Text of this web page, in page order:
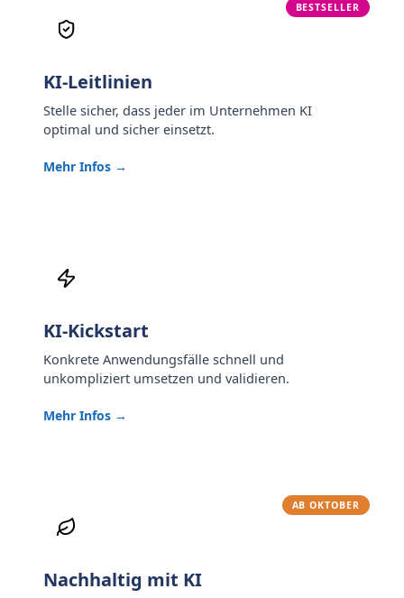
BESTSELLER
KI-Leitlinien
Stelle sicher, dass jeder im Unternehmen KI
optimal und sicher einsetzt.
Mehr Infos →
KI-Kickstart
Konkrete Anwendungsfälle schnell und
unkompliziert umsetzen und validieren.
Mehr Infos →
AB OKTOBER
Nachhaltig mit KI